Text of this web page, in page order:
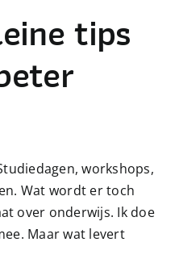
tips
workshops,
Wat wordt er toch
over onderwijs. Ik doe
Maar wat levert